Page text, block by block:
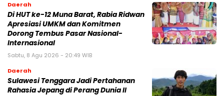
Daerah
Di HUT ke-12 Muna Barat, Rabia Ridwan
Apresiasi UMKM dan Komitmen
Dorong Tembus Pasar Nasional-
Internasional
Sabtu, 8 Agu 2026 - 20:49 WIB
Daerah
Sulawesi Tenggara Jadi Pertahanan
Rahasia Jepang di Perang Dunia II